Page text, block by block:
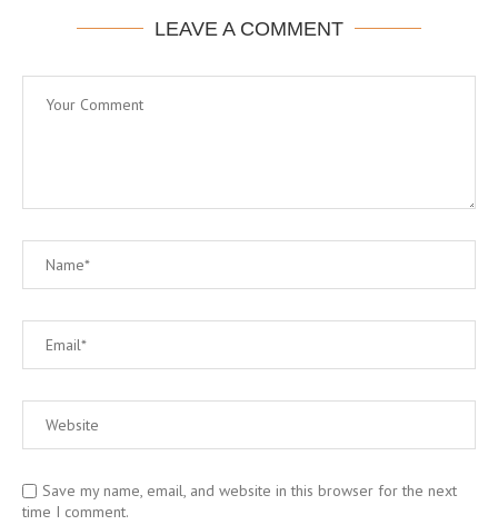
LEAVE A COMMENT
Save my name, email, and website in this browser for the next
time I comment.